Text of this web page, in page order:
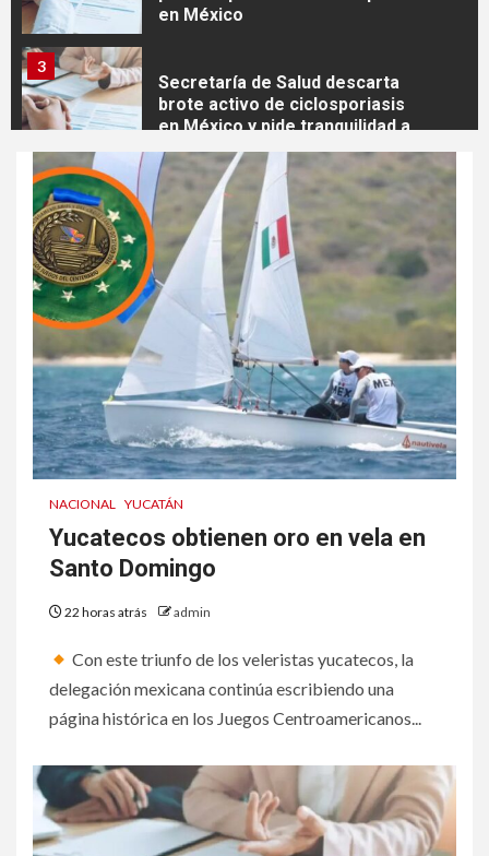
en México
3
Secretaría de Salud descarta
brote activo de ciclosporiasis
en México y pide tranquilidad a
la población
4
Yuri dice sentirse
tremendamente emocionada
sobre su estatua que le harán
en Veracruz
Sonora inicia estrategia
nacional de salud para
migrantes con vacunación y
apoyo psicológico sin importar
su estatus
1
vela en Santo Domingo
generalizada de antecedentes
penales para obtener empleo
en México
Secretaría de Salud descarta
brote activo de ciclosporiasis
en México y pide tranquilidad a
la población
NACIONAL YUCATÁN
Yucatecos obtienen oro en vela en
Santo Domingo
22 horas atrás admin
Con este triunfo de los veleristas yucatecos, la
delegación mexicana continúa escribiendo una
página histórica en los Juegos Centroamericanos...